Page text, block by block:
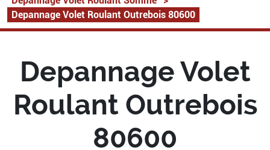
Depannage Volet Roulant Outrebois 80600
Depannage Volet
Roulant Outrebois
80600